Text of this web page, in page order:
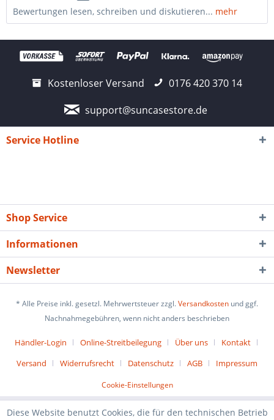
Bewertungen lesen, schreiben und diskutieren... mehr
Kostenloser Versand
0176 420 370 14
support@suncasestore.de
Service Hotline
Shop Service
Informationen
Newsletter
* Alle Preise inkl. gesetzl. Mehrwertsteuer zzgl.Versandkosten und ggf.
Nachnahmegebühren, wenn nicht anders beschrieben
Händler-Login Online-Streitbeilegung Über uns
Kontakt
Versand
Widerrufsrecht Datenschutz AGB Impressum
Cookie-Einstellungen
Diese Website benutzt Cookies, die für den technischen Betrieb